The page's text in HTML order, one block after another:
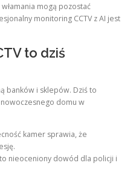
mogą pozostać
monitoring CCTV z AI jest
to dziś
banków i sklepów. Dziś to
domu w
kamer sprawia, że
nieoceniony dowód dla policji i